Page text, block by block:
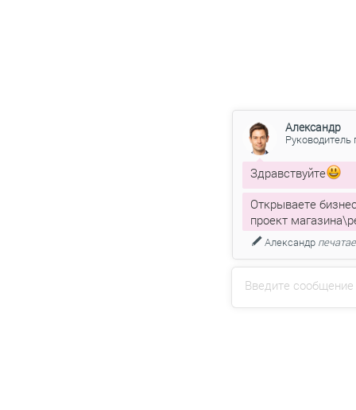
Введите сообщение
Александр
Руководитель
Здравствуйте
Открываете
проект
Александр